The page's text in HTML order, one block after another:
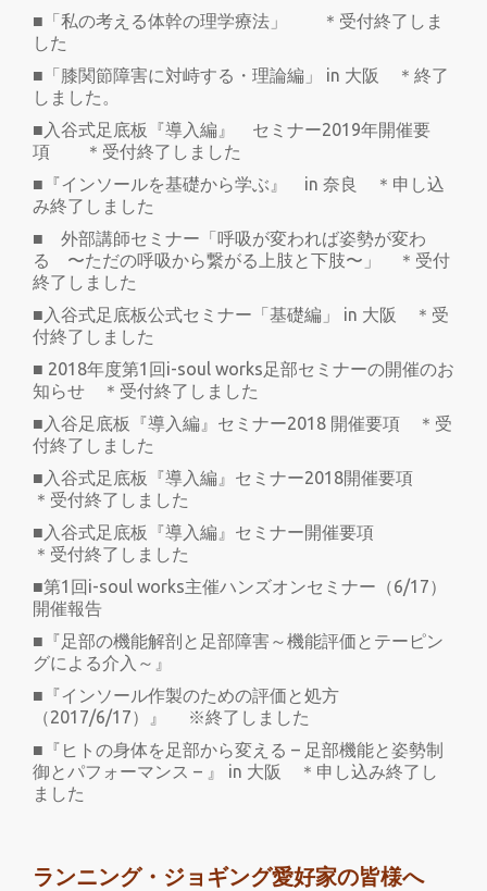
■「私の考える体幹の理学療法」 ＊受付終了しま
した
■「膝関節障害に対峙する・理論編」 in 大阪 ＊終了
しました。
■入谷式足底板『導入編』 セミナー2019年開催要
項 ＊受付終了しました
■『インソールを基礎から学ぶ』 in 奈良 ＊申し込
み終了しました
■ 外部講師セミナー「呼吸が変われば姿勢が変わ
る 〜ただの呼吸から繋がる上肢と下肢〜」 ＊受付
終了しました
■入谷式足底板公式セミナー「基礎編」 in 大阪 ＊受
付終了しました
■ 2018年度第1回i-soul works足部セミナーの開催のお
知らせ ＊受付終了しました
■入谷足底板『導入編』セミナー2018 開催要項 ＊受
付終了しました
■入谷式足底板『導入編』セミナー2018開催要項
＊受付終了しました
■入谷式足底板『導入編』セミナー開催要項
＊受付終了しました
■第1回i-soul works主催ハンズオンセミナー（6/17）
開催報告
■『足部の機能解剖と足部障害～機能評価とテーピン
グによる介入～』
■『インソール作製のための評価と処方
（2017/6/17）』 ※終了しました
■『ヒトの身体を足部から変える – 足部機能と姿勢制
御とパフォーマンス – 』 in 大阪 ＊申し込み終了し
ました
ランニング・ジョギング愛好家の皆様へ